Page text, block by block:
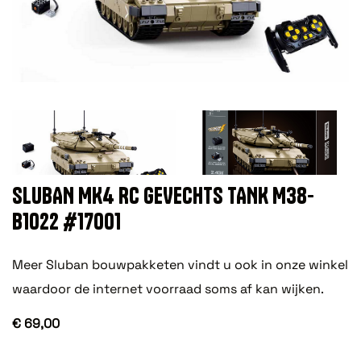
SLUBAN MK4 RC GEVECHTS TANK M38-
B1022 #17001
Meer Sluban bouwpakketen vindt u ook in onze winkel
waardoor de internet voorraad soms af kan wijken.
€ 69,00